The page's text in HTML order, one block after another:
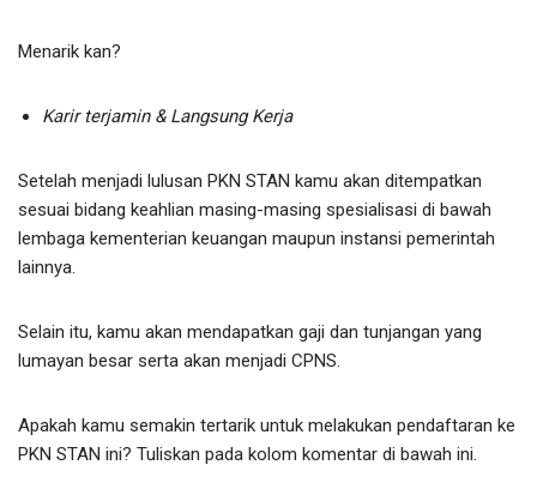
Menarik kan?
Karir terjamin & Langsung Kerja
Setelah menjadi lulusan PKN STAN kamu akan ditempatkan
sesuai bidang keahlian masing-masing spesialisasi di bawah
lembaga kementerian keuangan maupun instansi pemerintah
lainnya.
Selain itu, kamu akan mendapatkan gaji dan tunjangan yang
lumayan besar serta akan menjadi CPNS.
Apakah kamu semakin tertarik untuk melakukan pendaftaran ke
PKN STAN ini? Tuliskan pada kolom komentar di bawah ini.